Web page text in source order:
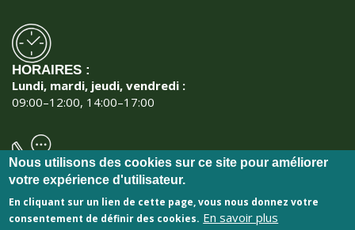
HORAIRES :
Lundi, mardi, jeudi, vendredi :
09:00–12:00, 14:00–17:00
NOUS CONTACTER :
Téléphone :
Nous utilisons des cookies sur ce site pour améliorer
votre expérience d'utilisateur.
En cliquant sur un lien de cette page, vous nous donnez votre
consentement de définir des cookies. En savoir plus